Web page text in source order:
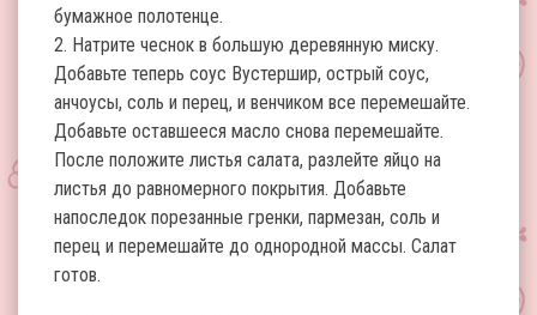
бумажное полотенце.
2. Натрите чеснок в большую деревянную миску.
Добавьте теперь соус Вустершир, острый соус,
анчоусы, соль и перец, и венчиком все перемешайте.
Добавьте оставшееся масло снова перемешайте.
После положите листья салата, разлейте яйцо на
листья до равномерного покрытия. Добавьте
напоследок порезанные гренки, пармезан, соль и
перец и перемешайте до однородной массы. Салат
готов.